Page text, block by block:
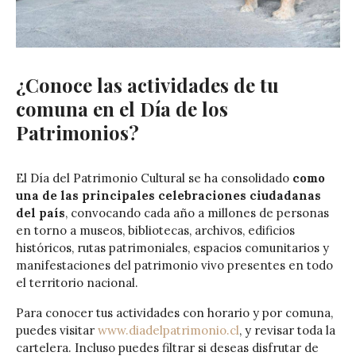
¿Conoce las actividades de tu
comuna en el Día de los
Patrimonios?
El Día del Patrimonio Cultural se ha consolidado como
una de las principales celebraciones ciudadanas
del país, convocando cada año a millones de personas
en torno a museos, bibliotecas, archivos, edificios
históricos, rutas patrimoniales, espacios comunitarios y
manifestaciones del patrimonio vivo presentes en todo
el territorio nacional.
Para conocer tus actividades con horario y por comuna,
puedes visitar www.diadelpatrimonio.cl, y revisar toda la
cartelera. Incluso puedes filtrar si deseas disfrutar de